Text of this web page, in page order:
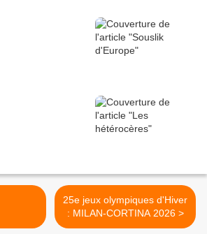
25e jeux olympiques d'Hiver
: MILAN-CORTINA 2026 >